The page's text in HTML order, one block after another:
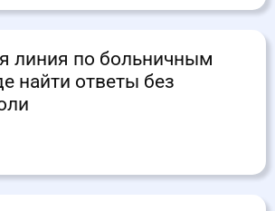
линия по больничным
найти ответы без